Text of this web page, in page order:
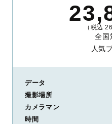
整。自然な雰囲気を残しつつ
に。きっと「こんな写真を撮
出会えます。まずは、ラブグラ
（税込
全国
人気
データ
撮影場所
カメラマン
時間